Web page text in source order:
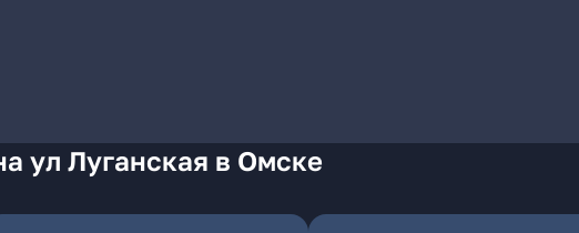
ул Луганская в Омске